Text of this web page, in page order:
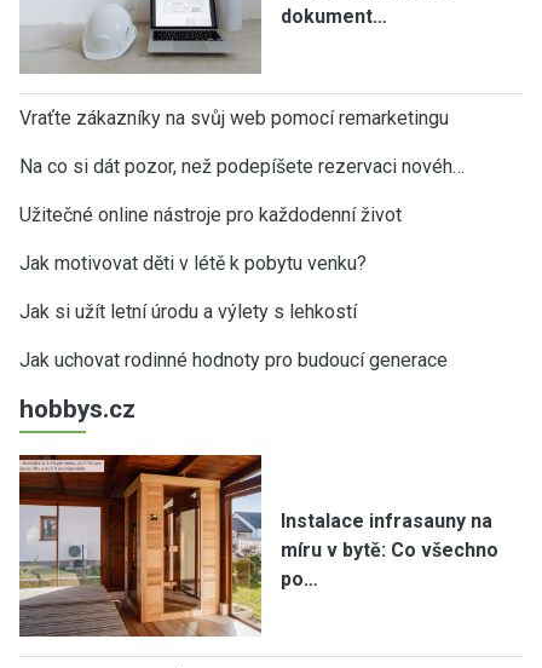
dokument…
Vraťte zákazníky na svůj web pomocí remarketingu
Na co si dát pozor, než podepíšete rezervaci novéh…
Užitečné online nástroje pro každodenní život
Jak motivovat děti v létě k pobytu venku?
Jak si užít letní úrodu a výlety s lehkostí
Jak uchovat rodinné hodnoty pro budoucí generace
hobbys.cz
Instalace infrasauny na
míru v bytě: Co všechno
po…